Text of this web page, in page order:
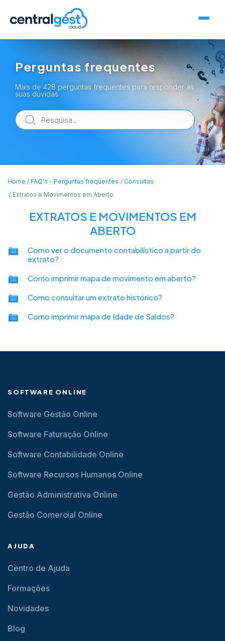
Perguntas frequentes
Mais de 428 perguntas frequentes para responder às
suas dúvidas
Home FAQ's - Perguntas frequentes
Consultas
Extratos e Movimentos em Aberto
EXTRATOS E MOVIMENTOS EM
ABERTO
Como ver o documento contabilístico a partir do
extrato?
Como imprimir mapa de movimento em aberto?
Como consultar um extrato histórico?
Como imprimir mapa de Idade de Saldos?
SOFTWARE ONLINE
Software Gestão Online
Software Faturação Online
Software Contabilidade Online
Software Recursos Humanos Online
Gestão Administrativa Online
Gestão Comercial Online
AJUDA
Centro de Ajuda
Formações
Novidades
Blog